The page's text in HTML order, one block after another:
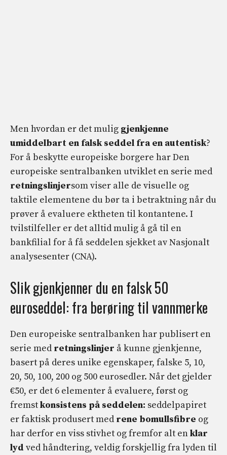
Men hvordan er det mulig gjenkjenne
umiddelbart en falsk seddel fra en autentisk?
For å beskytte europeiske borgere har Den
europeiske sentralbanken utviklet en serie med
retningslinjersom viser alle de visuelle og
taktile elementene du bør ta i betraktning når du
prøver å evaluere ektheten til kontantene. I
tvilstilfeller er det alltid mulig å gå til en
bankfilial for å få seddelen sjekket av Nasjonalt
analysesenter (CNA).
Slik gjenkjenner du en falsk 50
euroseddel: fra berøring til vannmerke
Den europeiske sentralbanken har publisert en
serie med retningslinjer å kunne gjenkjenne,
basert på deres unike egenskaper, falske 5, 10,
20, 50, 100, 200 og 500 eurosedler. Når det gjelder
€50, er det 6 elementer å evaluere, først og
fremstkonsistens på seddelen: seddelpapiret
er faktisk produsert med rene bomullsfibre og
har derfor en viss stivhet og fremfor alt enklar
lyd ved håndtering, veldig forskjellig fra lyden til